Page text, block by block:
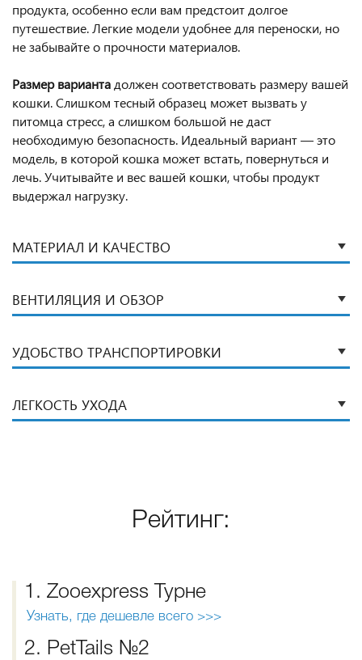
продукта, особенно если вам предстоит долгое
путешествие. Легкие модели удобнее для переноски, но
не забывайте о прочности материалов.
Размер варианта должен соответствовать размеру вашей
кошки. Слишком тесный образец может вызвать у
питомца стресс, а слишком большой не даст
необходимую безопасность. Идеальный вариант — это
модель, в которой кошка может встать, повернуться и
лечь. Учитывайте и вес вашей кошки, чтобы продукт
выдержал нагрузку.
МАТЕРИАЛ И КАЧЕСТВО
ВЕНТИЛЯЦИЯ И ОБЗОР
УДОБСТВО ТРАНСПОРТИРОВКИ
ЛЕГКОСТЬ УХОДА
Рейтинг:
1. Zooexpress Турне
Узнать, где дешевле всего >>>
2. PetTails №2